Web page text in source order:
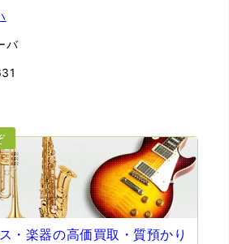
バ
・楽器の高価買取・質預かり